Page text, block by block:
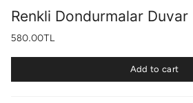
Renkli Dondurmalar
580.00TL
Add to cart